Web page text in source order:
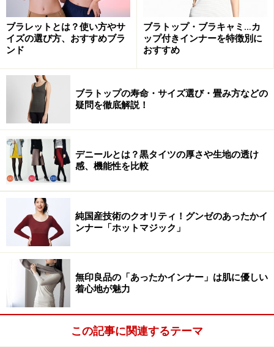
ブラレットとは？使い方やサ
イズの選び方、おすすめブラ
ンド
ブラトップ・ブラキャミ…カ
ップ付きインナーを特徴別に
おすすめ
ブラトップの寿命・サイズ選び・畳み方などの
疑問を徹底解説！
デニールとは？黒タイツの厚さや生地の透け
感、機能性を比較
純国産技術のクオリティ！グンゼのあったかイ
ンナー「ホットマジック」
無印良品の「あったかインナー」は肌に優しい
着心地が魅力
この記事に関連するテーマ